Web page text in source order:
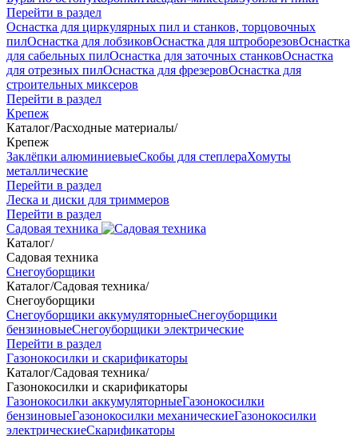
Перейти в раздел
Оснастка для циркулярных пил и станков, торцовочных
пилОснастка для лобзиковОснастка для штроборезовОснастка
для сабельных пилОснастка для заточных станковОснастка
для отрезных пилОснастка для фрезеровОснастка для
строительных миксеров
Перейти в раздел
Крепеж
Каталог/Расходные материалы/
Крепеж
Заклёпки алюминиевыеСкобы для степлераХомуты
металлические
Перейти в раздел
Леска и диски для триммеров
Перейти в раздел
Садовая техника
Каталог/
Садовая техника
Снегоуборщики
Каталог/Садовая техника/
Снегоуборщики
Снегоуборщики аккумуляторныеСнегоуборщики
бензиновыеСнегоуборщики электрические
Перейти в раздел
Газонокосилки и скарификаторы
Каталог/Садовая техника/
Газонокосилки и скарификаторы
Газонокосилки аккумуляторныеГазонокосилки
бензиновыеГазонокосилки механическиеГазонокосилки
электрическиеСкарификаторы